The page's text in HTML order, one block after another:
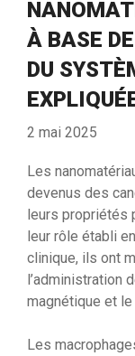
À BASE
DU
2 mai 2025
Les
devenus des
leurs propriétés
leur rôle établi
clinique, ils ont
l’administration
magnétique et
Les